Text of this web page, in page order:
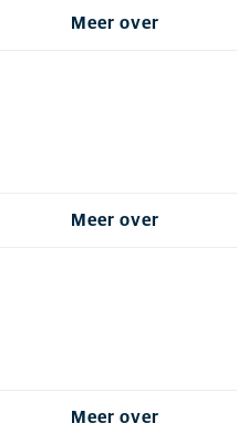
Meer over
Meer over
Meer over